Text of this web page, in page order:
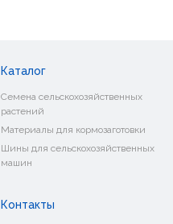
Каталог
Семена сельскохозяйственных
растений
Материалы для кормозаготовки
Шины для сельскохозяйственных
машин
Контакты